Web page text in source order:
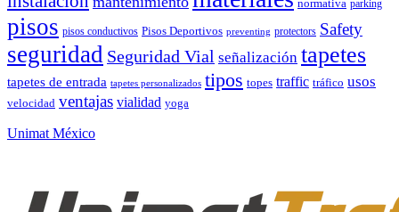
normativa parking
pisos pisos conductivos Pisos Deportivos preventing protectors Safety
seguridad Seguridad Vial señalización tapetes
tapetes de entrada tapetes personalizados tipos topes traffic tráfico usos
velocidad ventajas vialidad yoga
Unimat México